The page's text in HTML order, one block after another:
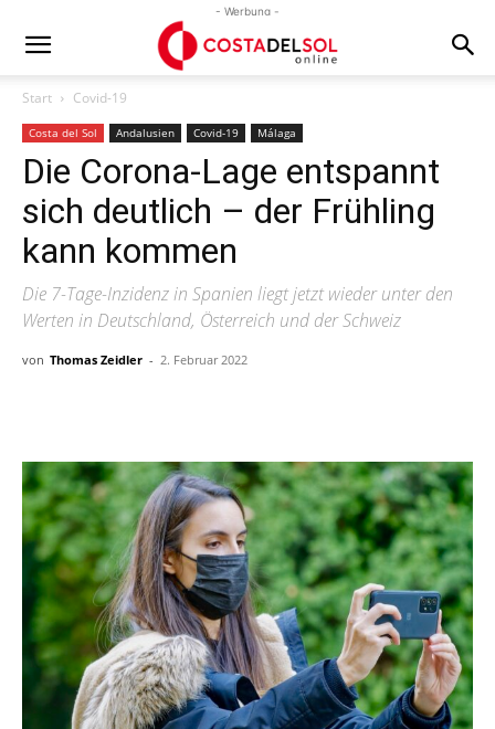
- Werbung -
Start Covid-19
Costa del Sol Andalusien Covid-19 Málaga
Die Corona-Lage entspannt
sich deutlich – der Frühling
kann kommen
Die 7-Tage-Inzidenz in Spanien liegt jetzt wieder unter den
Werten in Deutschland, Österreich und der Schweiz
von Thomas Zeidler - 2. Februar 2022